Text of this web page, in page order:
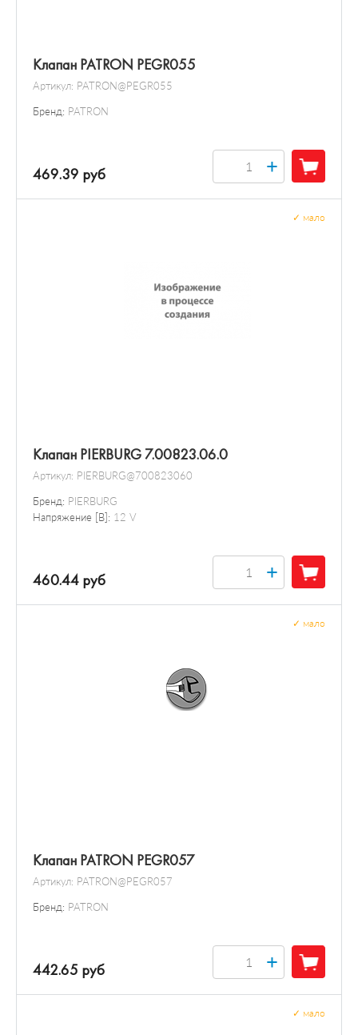
Клапан PATRON PEGR055
Артикул: PATRON@PEGR055
Бренд: PATRON
469.39 руб +
Клапан PIERBURG 7.00823.06.0
Артикул: PIERBURG@700823060
Бренд: PIERBURG
Напряжение [В]: 12 V
мало
460.44 руб +
Клапан PATRON PEGR057
Артикул: PATRON@PEGR057
Бренд: PATRON
мало
442.65 руб +
мало